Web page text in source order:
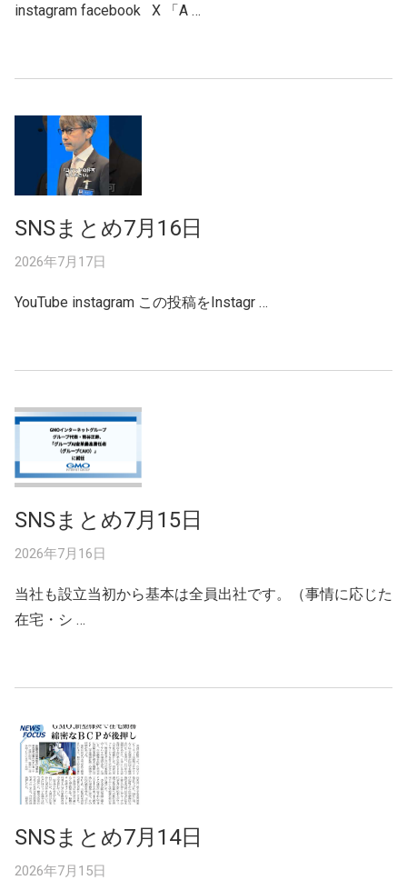
instagram facebook X 「A …
SNSまとめ7月16日
2026年7月17日
YouTube instagram この投稿をInstagr …
SNSまとめ7月15日
2026年7月16日
当社も設立当初から基本は全員出社です。（事情に応じた
在宅・シ …
SNSまとめ7月14日
2026年7月15日